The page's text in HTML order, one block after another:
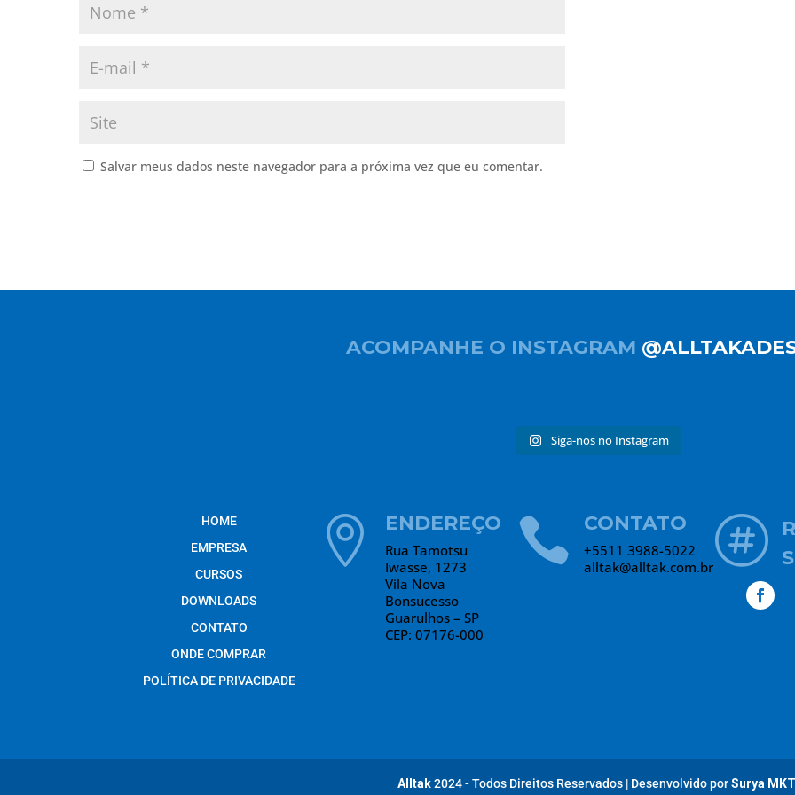
Salvar meus dados neste navegador para a próxima vez que eu comentar.
ACOMPANHE O INSTAGRAM
Siga-nos no Instagram
HOME
EMPRESA
CURSOS
DOWNLOADS
CONTATO
ONDE COMPRAR
POLÍTICA DE PRIVACIDADE
 ENDEREÇO
Rua Tamotsu
Iwasse, 1273
Vila Nova
Bonsucesso
Guarulhos – SP
CEP: 07176-000
 CONTATO
+5511 3988-5022
alltak@alltak.com.br
Alltak2024 - Todos Direitos Reservados| Desenvolvido porSurya MKT